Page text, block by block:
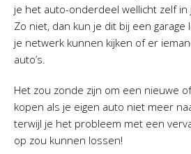
je het auto-onderdeel wellicht zelf
Zo niet, dan kun je dit bij een
je netwerk kunnen kijken of er
auto’s.
Het zou zonde zijn om een nieuwe
kopen als je eigen auto niet meer
terwijl je het probleem met een
op zou kunnen lossen!